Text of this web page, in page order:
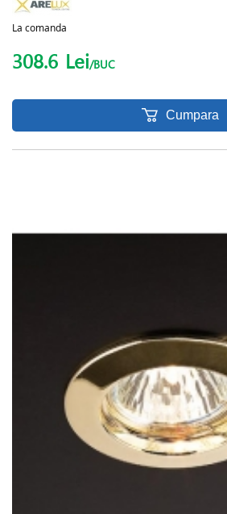
La comanda
308.6 Lei/BUC
Cumpara